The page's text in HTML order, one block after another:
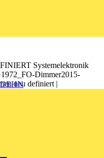
DEHN
Systemelektronik
Dimmer2015-
neu definiert |
DIE ZUKUNFT DER
als moderne
hchsten Zuwachsraten bei
und der Nachfrage durch
energiesparend erfllen
im Hinblick auf einen